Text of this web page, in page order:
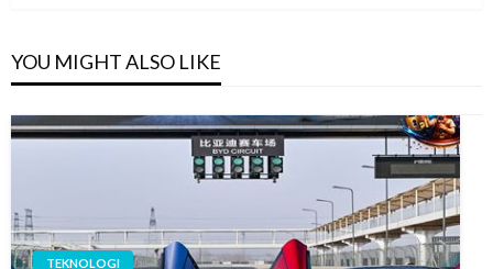
YOU MIGHT ALSO LIKE
TEKNOLOGI